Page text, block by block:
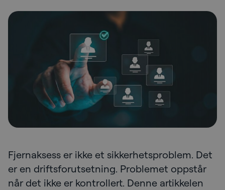
Fjernaksess er ikke et sikkerhetsproblem. Det
er en driftsforutsetning. Problemet oppstår
når det ikke er kontrollert. Denne artikkelen